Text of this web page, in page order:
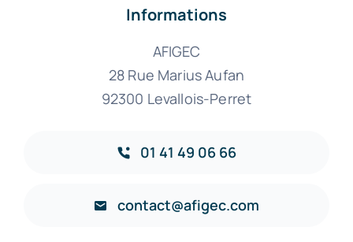
Informations
AFIGEC
28 Rue Marius Aufan
92300 Levallois-Perret
01 41 49 06 66
contact@afigec.com